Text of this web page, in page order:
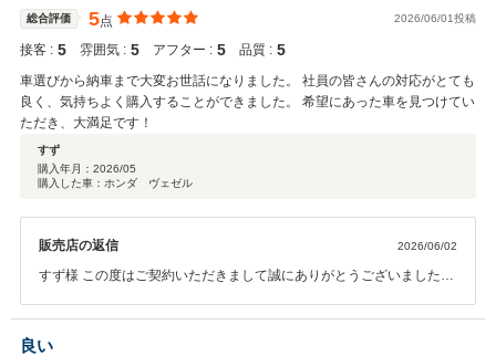
いです。何卒よろしくお願い致します。
総合評価 5点 2026/06/01投稿
接客 : 5 雰囲気 : 5 アフター : 5 品質 : 5
車選びから納車まで大変お世話になりました。 社員の皆さんの対応がとても
良く、気持ちよく購入することができました。 希望にあった車を見つけてい
ただき、大満足です！
すず
購入年月： 2026/05
購入した車：ホンダ ヴェゼル
販売店の返信 2026/06/02
すず様 この度はご契約いただきまして誠にありがとうございました。
いただきまして、社員一同心から感謝しております。何かお困りの際
はぜひお気軽にお立ち寄りください。 今後とも、どうぞよろしくお願
良い